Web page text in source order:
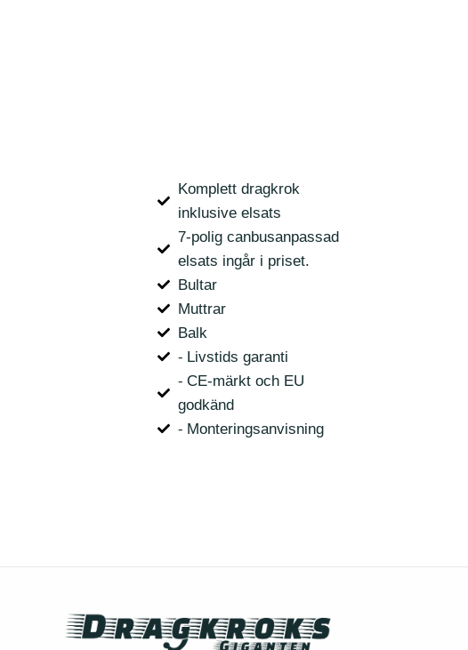
Komplett dragkrok
inklusive elsats
7-polig canbusanpassad
elsats ingår i priset.
Bultar
Muttrar
Balk
⁃ Livstids garanti
⁃ CE-märkt och EU
godkänd
⁃ Monteringsanvisning